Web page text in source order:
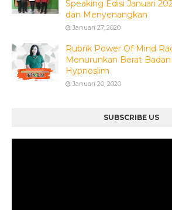
Speaking Edisi Januari
dan Menyenangkan
Januari 27, 2020
Rubrik Power Of Mind
Menurunkan Berat
Hypnoslim
Januari 20, 2020
SUBSCRIBE US